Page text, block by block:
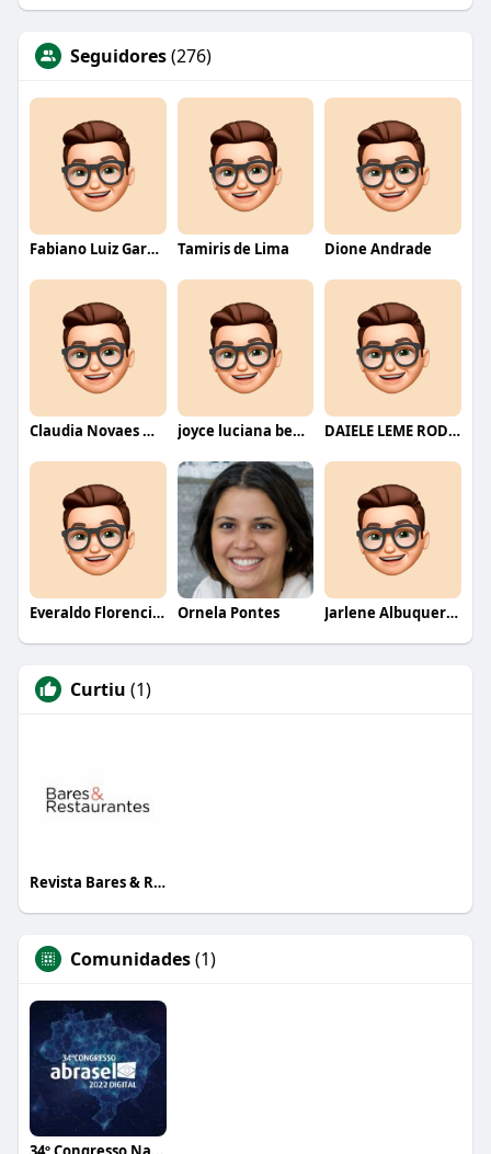
Seguidores(276)
Fabiano Luiz Garcia Tamiris de Lima Dione Andrade
Claudia Novaes Novaes joyce luciana bentini jesus DAIELE LEME RODRIGUES
Everaldo Florencio De Melo Ornela Pontes Jarlene Albuquerque
Curtiu (1)
Revista Bares & Restaurantes
Comunidades(1)